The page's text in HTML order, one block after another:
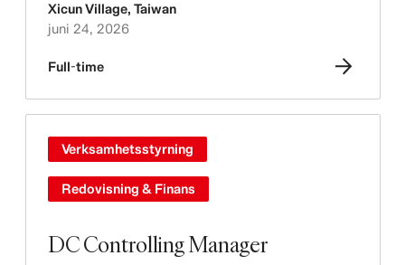
Xicun Village, Taiwan
juni 24, 2026
Full-time
DC Controlling Manager
Verksamhetsstyrning
Redovisning & Finans